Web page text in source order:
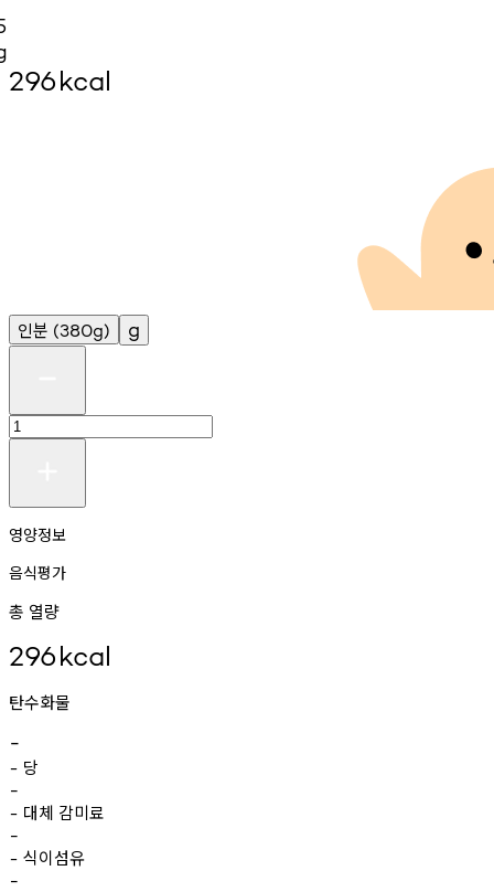
296kcal
인분 (380g) g
영양정보
음식평가
총 열량
296kcal
탄수화물
-
- 당
-
- 대체 감미료
-
- 식이섬유
-